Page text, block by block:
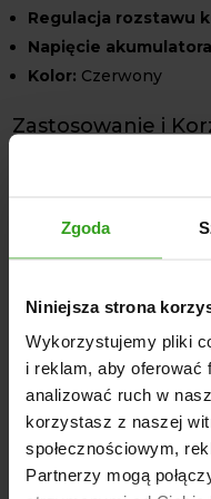
Zgoda
Niniejsza strona
Wykorzystujemy pliki
i reklam, aby oferować
analizować ruch w
korzystasz z naszej
społecznościowym,
Partnerzy mogą
Regulacja rozstawu
Napięcie
Kolor: Czerwony
Zastosowanie i
Ciągnik Honda TX130
którzy potrzebują
rozstawowi kół,
przejazdach i podczas
użytkowania, ponieważ
wymiary czynią
Honda TX130 jest nie
ekonomicznym
eksploatacji i
każdego, kto poszukuje
Marka Honda od lat